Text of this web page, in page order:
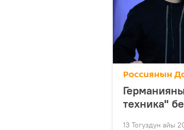
Россиянын
техника"
13 Тогуздун айы